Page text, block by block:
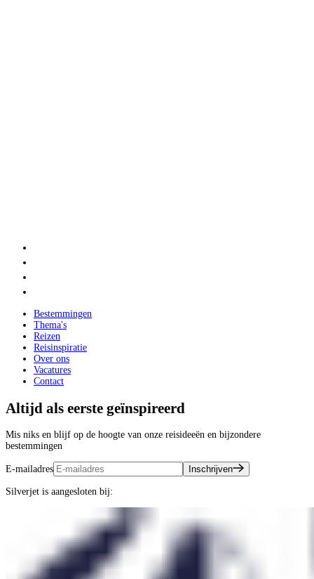
Bestemmingen
Thema's
Reizen
Reisinspiratie
Over ons
Vacatures
Contact
Altijd als eerste geïnspireerd
Mis niks en blijf op de hoogte van onze reisideeën en bijzondere
bestemmingen
E-mailadres Inschrijven
Silverjet is aangesloten bij: